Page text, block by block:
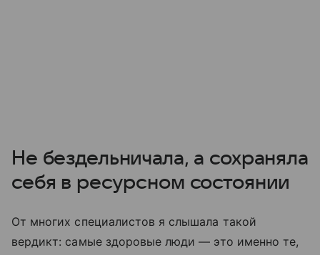
Не бездельничала, а сохраняла
себя в ресурсном состоянии
От многих специалистов я слышала такой
вердикт: самые здоровые люди — это именно те,